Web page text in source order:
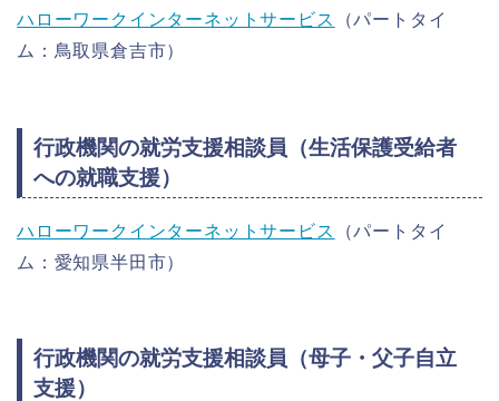
ハローワークインターネットサービス
（パートタイ
ム：鳥取県倉吉市）
行政機関の就労支援相談員（生活保護受給者
への就職支援）
ハローワークインターネットサービス
（パートタイ
ム：愛知県半田市）
行政機関の就労支援相談員（母子・父子自立
支援）